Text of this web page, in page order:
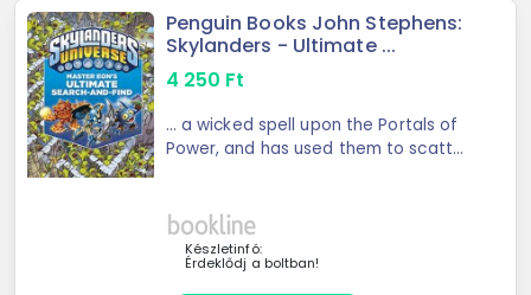
Penguin Books John Stephens:
Skylanders - Ultimate ...
4 250 Ft
... a wicked spell upon the Portals of
Power, and has used them to scatter
crowded scene includes a new
collection ...
Készletinfó:
Érdeklődj a boltban!